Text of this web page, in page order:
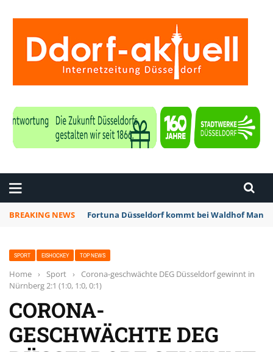
BREAKING NEWS Fortuna Düsseldorf kommt bei Waldhof
SPORT EISHOCKEY TOP NEWS
Home › Sport ›
Corona-geschwächte DEG Düsseldorf gewinnt in
Nürnberg 2:1 (1:0, 1:0, 0:1)
CORONA-
GESCHWÄCHTE DEG